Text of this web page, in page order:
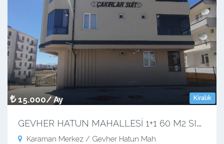
Kiralık
15.000/ Ay
G
EVHER HATUN MAHALLESİ 1+1 60 M2 SIFIR APART
Karaman Merkez / Gevher Hatun Mah.